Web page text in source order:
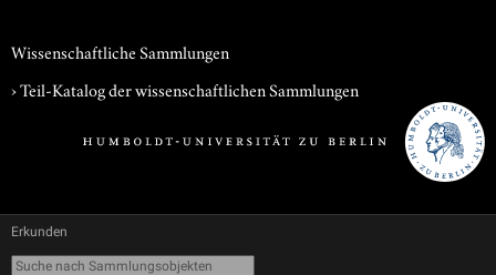
Wissenschaftliche Sammlungen
› Teil-Katalog der wissenschaftlichen Sammlungen
Erkunden